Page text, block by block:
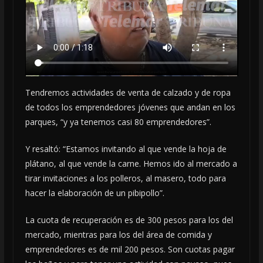
Tendremos actividades de venta de calzado y de ropa
de todos los emprendedores jóvenes que andan en los
parques, “y ya tenemos casi 80 emprendedores”.
Y resaltó: “Estamos invitando al que vende la hoja de
plátano, al que vende la carne. Hemos ido al mercado a
tirar invitaciones a los polleros, al masero, todo para
hacer la elaboración de un pibipollo”.
La cuota de recuperación es de 300 pesos para los del
mercado, mientras para los del área de comida y
emprendedores es de mil 200 pesos. Son cuotas pagar